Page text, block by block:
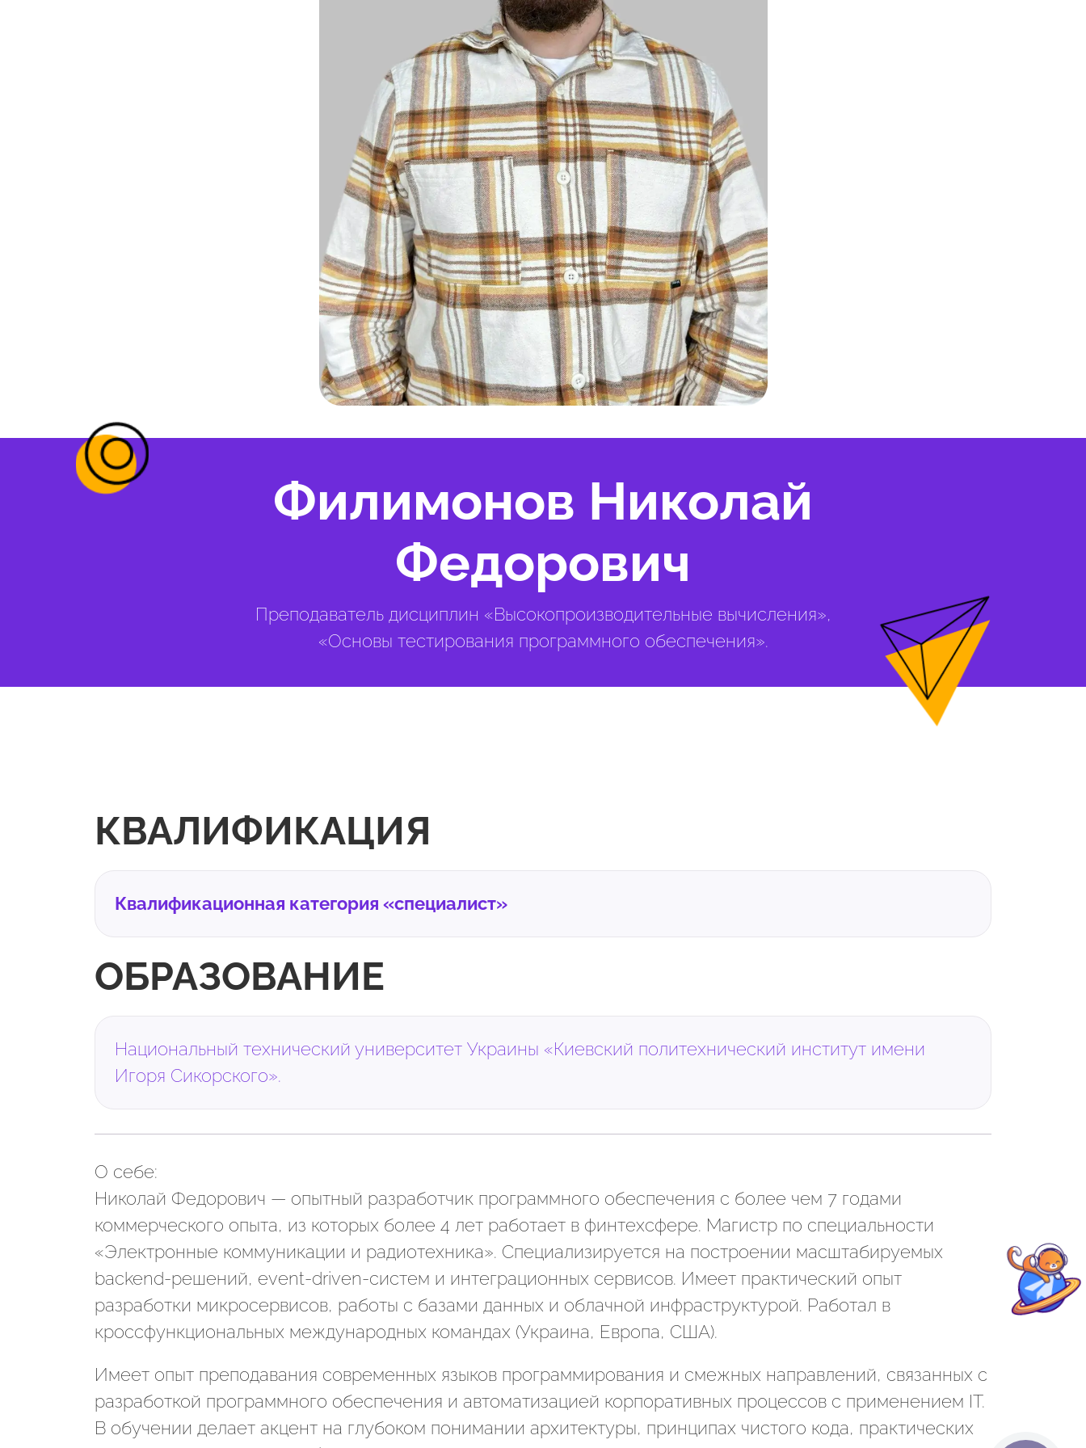
Филимонов Николай
Федорович
Преподаватель дисциплин «Высокопроизводительные вычисления»,
«Основы тестирования программного обеспечения».
КВАЛИФИКАЦИЯ
Квалификационная категория «специалист»
ОБРАЗОВАНИЕ
Национальный технический университет Украины «Киевский политехнический институт имени
Игоря Сикорского».
О себе:
Николай Федорович — опытный разработчик программного обеспечения с более чем 7 годами
коммерческого опыта, из которых более 4 лет работает в финтехсфере. Магистр по специальности
«Электронные коммуникации и радиотехника». Специализируется на построении масштабируемых
backend-решений, event-driven-систем и интеграционных сервисов. Имеет практический опыт
разработки микросервисов, работы с базами данных и облачной инфраструктурой. Работал в
кроссфункциональных международных командах (Украина, Европа, США).
Имеет опыт преподавания современных языков программирования и смежных направлений, связанных с
разработкой программного обеспечения и автоматизацией корпоративных процессов с применением IT.
В обучении делает акцент на глубоком понимании архитектуры, принципах чистого кода, практических